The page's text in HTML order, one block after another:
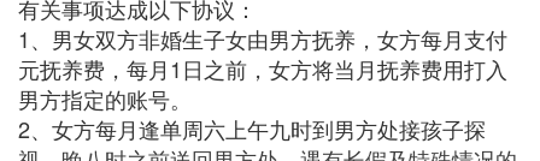
有关事项达成以下协议：
1、男女双方非婚生子女由男方抚养，女方每月支付
元抚养费，每月1日之前，女方将当月抚养费用打入
男方指定的账号。
2、女方每月逢单周六上午九时到男方处接孩子探